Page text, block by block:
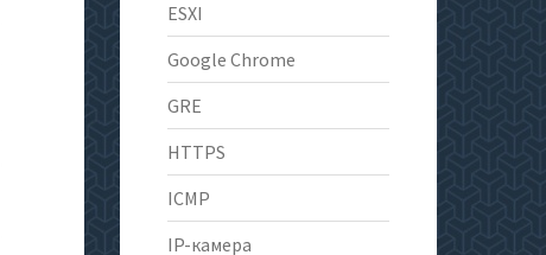
ESXI
Google Chrome
GRE
HTTPS
ICMP
IP-камера